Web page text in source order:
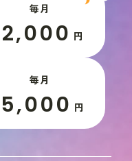
毎月
2,000 円
毎月
5,000 円